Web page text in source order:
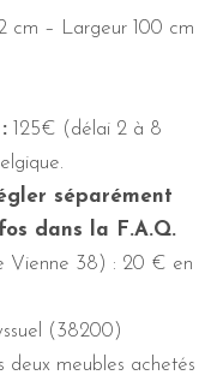
cm – Largeur 100 cm
125€ (délai 2 à 8
séparément
dans la F.A.Q.
Vienne 38) : 20 € en
(38200)
deux meubles achetés